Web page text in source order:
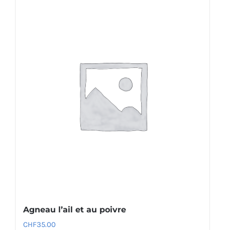
Agneau l’ail et au poivre
CHF35.00